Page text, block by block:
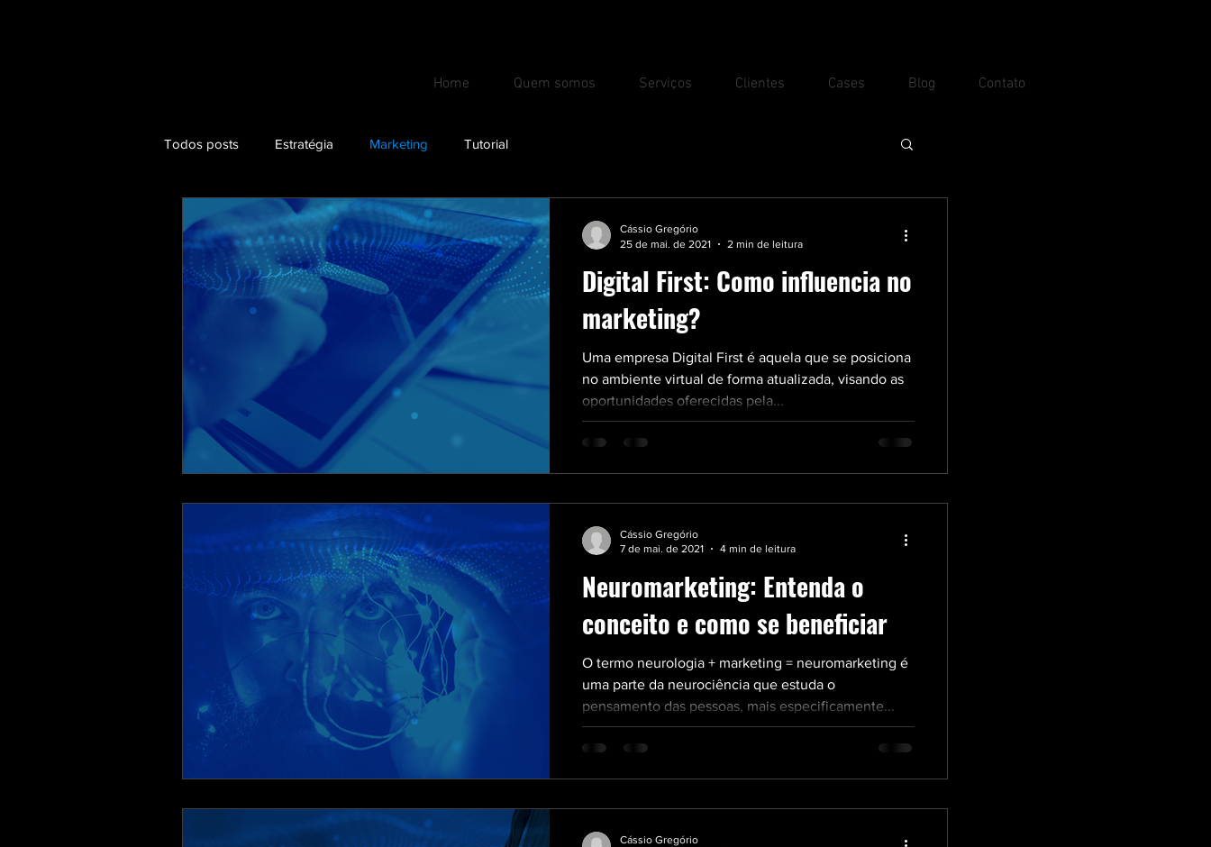
Home Quem somos Serviços Clientes Cases Blog Contato
Todos posts Estratégia Marketing Tutorial
Digital First: Como influencia no
marketing?
Uma empresa Digital First é aquela que se posiciona
no ambiente virtual de forma atualizada, visando as
oportunidades oferecidas pela...
Cássio Gregório
25 de mai. de 2021
2 min de leitura
Neuromarketing: Entenda o
conceito e como se beneficiar
O termo neurologia + marketing = neuromarketing é
uma parte da neurociência que estuda o
pensamento das pessoas, mais especificamente...
Cássio Gregório
7 de mai. de 2021
4 min de leitura
Cássio Gregório